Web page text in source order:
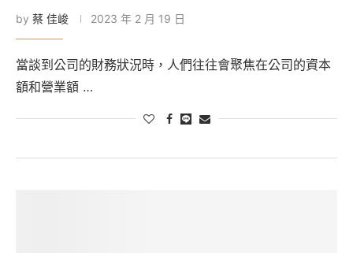
by 蔡 佳峻 2023 年 2 月 19 日
當談到公司的財務狀況時，人們往往會聚焦在公司的資本
額和營業額 …